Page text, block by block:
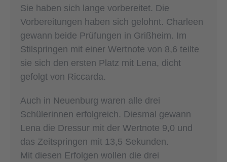
Sie haben sich lange vorbereitet. Die
Vorbereitungen haben sich gelohnt. Charleen
gewann beide Prüfungen in Grißheim. Im
Stilspringen mit einer Wertnote von 8,6 teilte
sie sich den ersten Platz mit Lena, dicht
gefolgt von Riccarda.
Auch in Neuenburg waren alle drei
Schülerinnen erfolgreich. Diesmal gewann
Lena die Dressur mit der Wertnote 9,0 und
das Zeitspringen mit 13,5 Sekunden.
Mit diesen Erfolgen wollen die drei